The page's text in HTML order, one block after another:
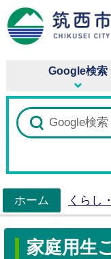
Google検索
ホーム
くらし
家庭用生